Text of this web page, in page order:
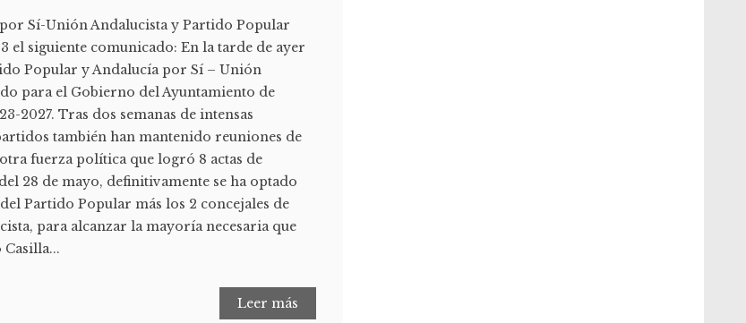
Sí-Unión Andalucista y Partido Popular
el siguiente comunicado: En la tarde de ayer
Popular y Andalucía por Sí – Unión
para el Gobierno del Ayuntamiento de
2027. Tras dos semanas de intensas
también han mantenido reuniones de
fuerza política que logró 8 actas de
28 de mayo, definitivamente se ha optado
Partido Popular más los 2 concejales de
para alcanzar la mayoría necesaria que
Leer más